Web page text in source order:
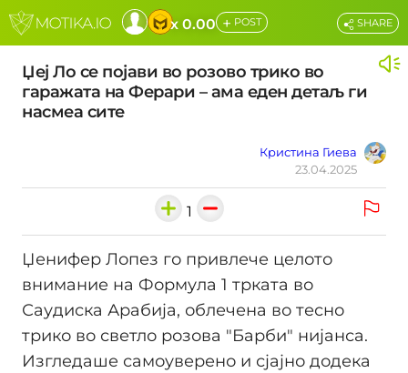
x 0.00 + POST
Џеј Ло се појави во розово трико во
гаражата на Ферари – ама еден детаљ ги
насмеа сите
Кристина Гиева
23.04.2025
SHARE
1
Џенифер Лопез го привлече целото
внимание на Формула 1 трката во
Саудиска Арабија, облечена во тесно
трико во светло розова "Барби" нијанса.
Изгледаше самоуверено и сјајно додека